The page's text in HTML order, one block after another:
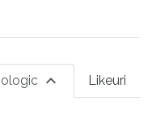
Likeuri